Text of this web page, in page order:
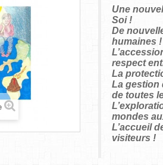
Une
Soi !
De
humaines !
respect
La
La gestion
de toutes
mondes
L’accueil
visiteurs !